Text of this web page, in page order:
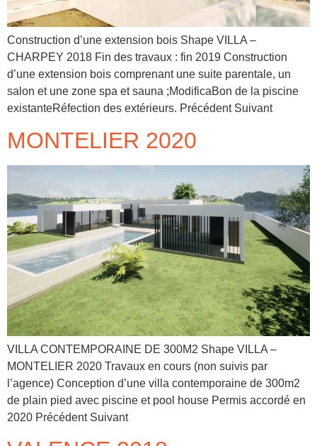
Construction d’une extension bois Shape VILLA –
CHARPEY 2018 Fin des travaux : fin 2019 Construction
d’une extension bois comprenant une suite parentale, un
salon et une zone spa et sauna ;ModificaBon de la piscine
existanteRéfection des extérieurs. Précédent Suivant
MONTELIER 2020
VILLA CONTEMPORAINE DE 300M2 Shape VILLA –
MONTELIER 2020 Travaux en cours (non suivis par
l’agence) Conception d’une villa contemporaine de 300m2
de plain pied avec piscine et pool house Permis accordé en
2020 Précédent Suivant